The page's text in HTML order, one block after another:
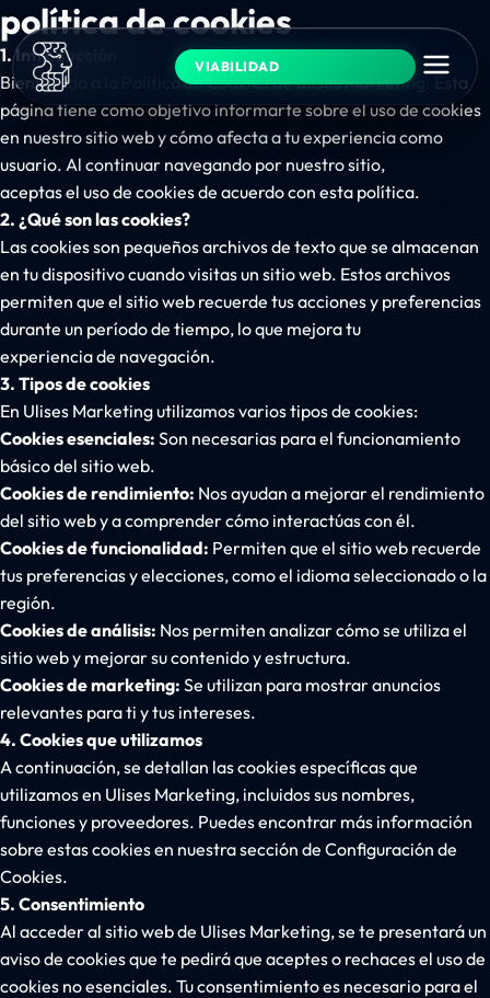
VIABILIDAD
política de cookies
1. Introducción
Bienvenido a la Política de Cookies de Ulises Marketing. Esta
página tiene como objetivo informarte sobre el uso de cookies
en nuestro sitio web y cómo afecta a tu experiencia como
usuario. Al continuar navegando por nuestro sitio,
aceptas el uso de cookies de acuerdo con esta política.
2. ¿Qué son las cookies?
Las cookies son pequeños archivos de texto que se almacenan
en tu dispositivo cuando visitas un sitio web. Estos archivos
permiten que el sitio web recuerde tus acciones y preferencias
durante un período de tiempo, lo que mejora tu
experiencia de navegación.
3. Tipos de cookies
En Ulises Marketing utilizamos varios tipos de cookies:
Cookies esenciales: Son necesarias para el funcionamiento
básico del sitio web.
Cookies de rendimiento: Nos ayudan a mejorar el rendimiento
del sitio web y a comprender cómo interactúas con él.
Cookies de funcionalidad: Permiten que el sitio web recuerde
tus preferencias y elecciones, como el idioma seleccionado o la
región.
Cookies de análisis: Nos permiten analizar cómo se utiliza el
sitio web y mejorar su contenido y estructura.
Cookies de marketing: Se utilizan para mostrar anuncios
relevantes para ti y tus intereses.
4. Cookies que utilizamos
A continuación, se detallan las cookies específicas que
utilizamos en Ulises Marketing, incluidos sus nombres,
funciones y proveedores. Puedes encontrar más información
sobre estas cookies en nuestra sección de Configuración de
Cookies.
5. Consentimiento
Al acceder al sitio web de Ulises Marketing, se te presentará un
aviso de cookies que te pedirá que aceptes o rechaces el uso de
cookies no esenciales. Tu consentimiento es necesario para el